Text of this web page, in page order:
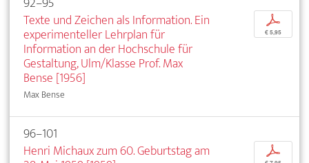
Texte und Zeichen als Information. Ein
experimenteller Lehrplan für
Information an der Hochschule für
Gestaltung, Ulm/Klasse Prof. Max
Bense [1956]
Max Bense
p
€ 5,95
96–101
Henri Michaux zum 60. Geburtstag am
p